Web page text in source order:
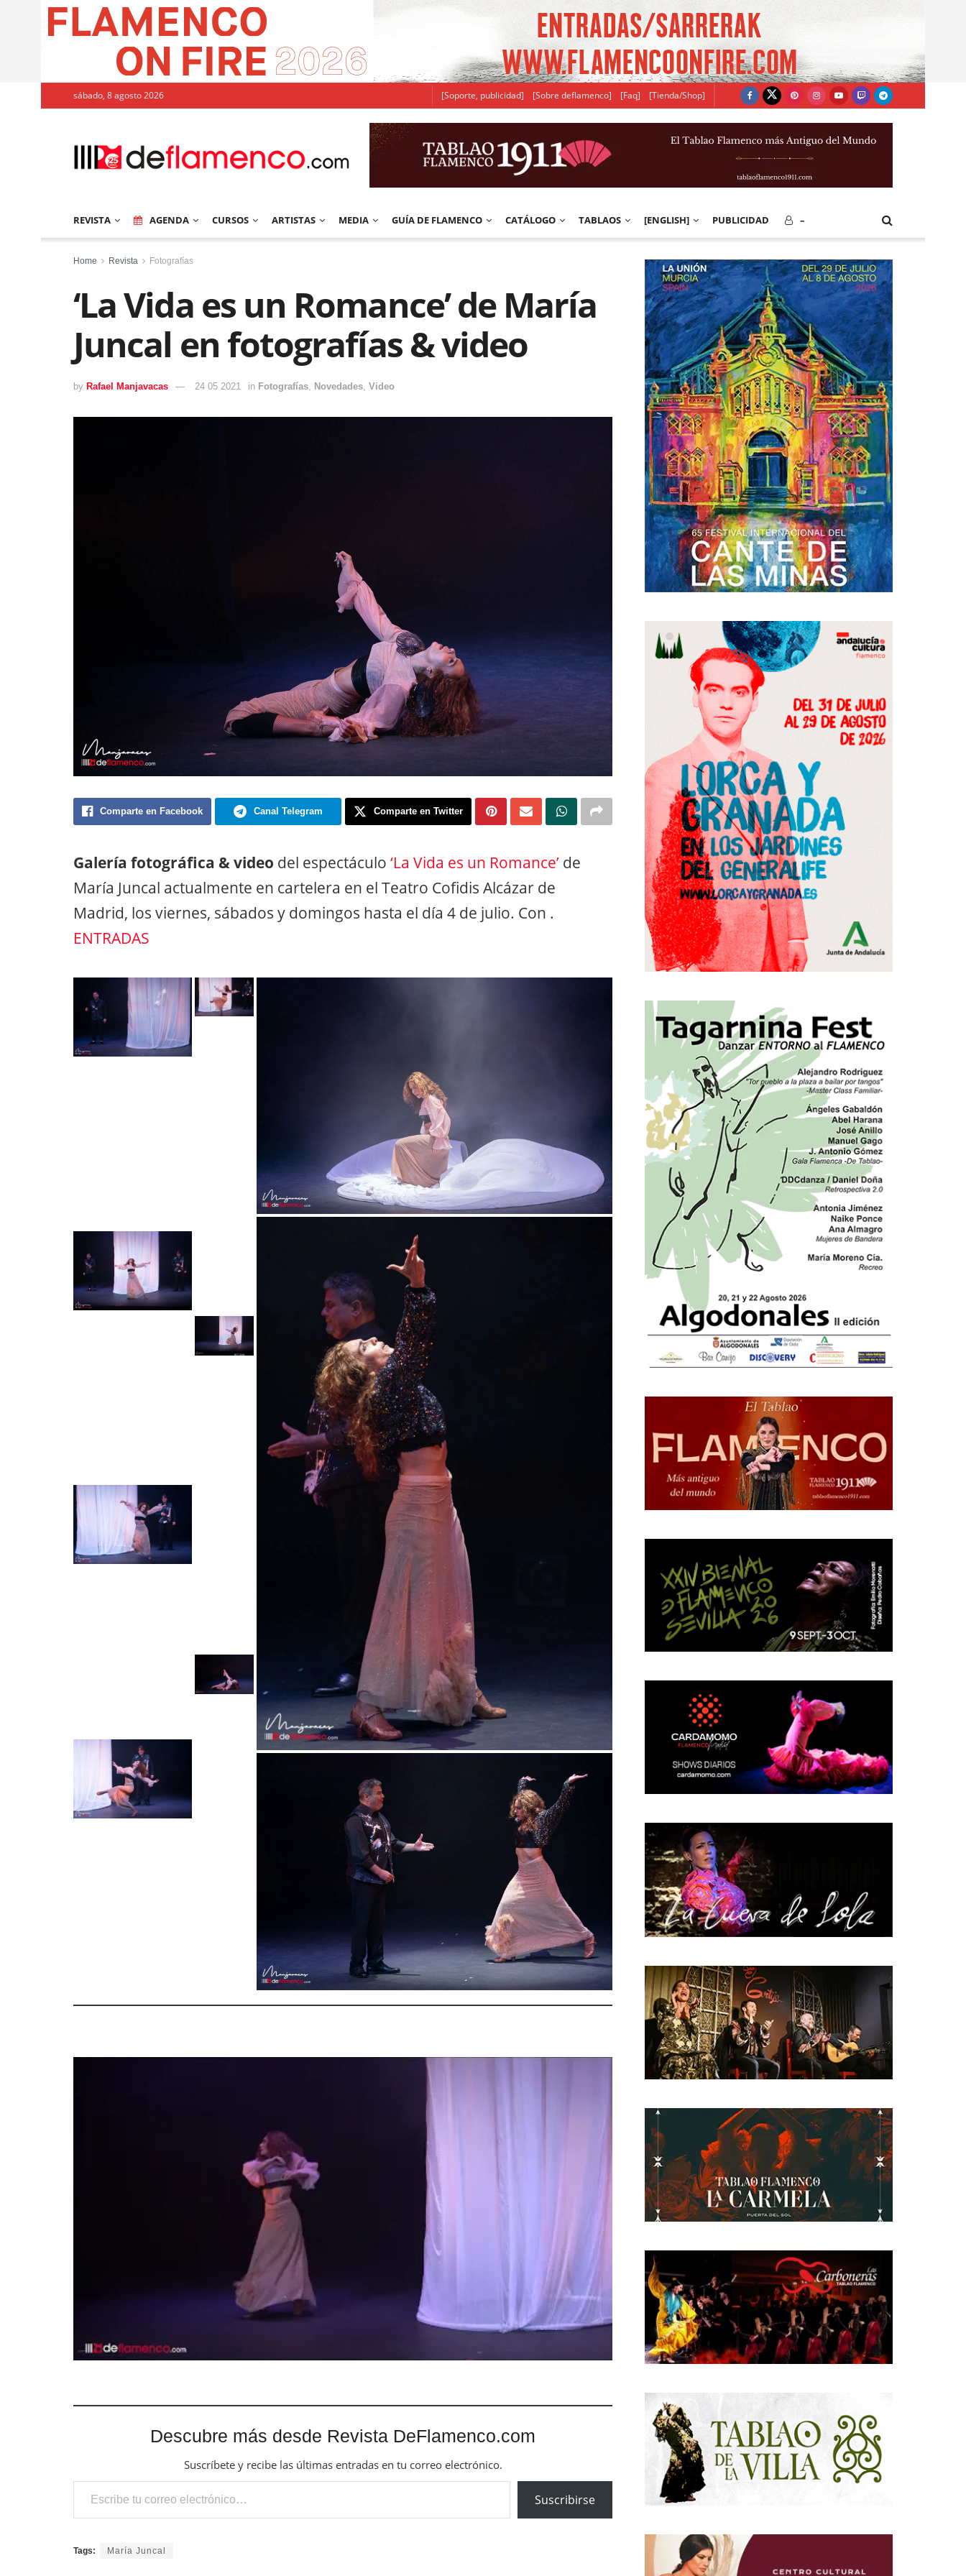
sábado, 8 agosto 2026 [Soporte, publicidad] [Sobre deflamenco] [Faq] [Tienda/Shop]
REVISTA AGENDA CURSOS ARTISTAS MEDIA GUÍA DE FLAMENCO CATÁLOGO TABLAOS [ENGLISH] PUBLICIDAD –
Home Revista Fotografías
‘La Vida es un Romance’ de María
Juncal en fotografías & video
by Rafael Manjavacas 24 05 2021 in Fotografías, Novedades, Video
Comparte en Facebook Canal Telegram Comparte en Twitter
Galería fotográfica & video del espectáculo ‘La Vida es un Romance’ de
María Juncal actualmente en cartelera en el Teatro Cofidis Alcázar de
Madrid, los viernes, sábados y domingos hasta el día 4 de julio. Con .
ENTRADAS
Descubre más desde Revista DeFlamenco.com
Suscríbete y recibe las últimas entradas en tu correo electrónico.
Escribe tu correo electrónico…
Suscribirse
Tags: María Juncal